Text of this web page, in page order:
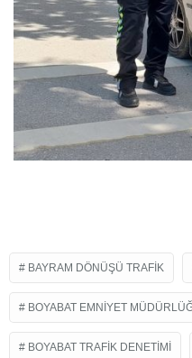
BAYRAM DÖNÜŞÜ TRAFIK
BOYABAT EMNIYET
BOYABAT TRAFIK DENETIMI